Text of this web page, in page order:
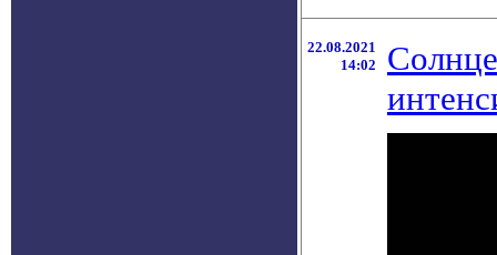
22.08.2021
14:02